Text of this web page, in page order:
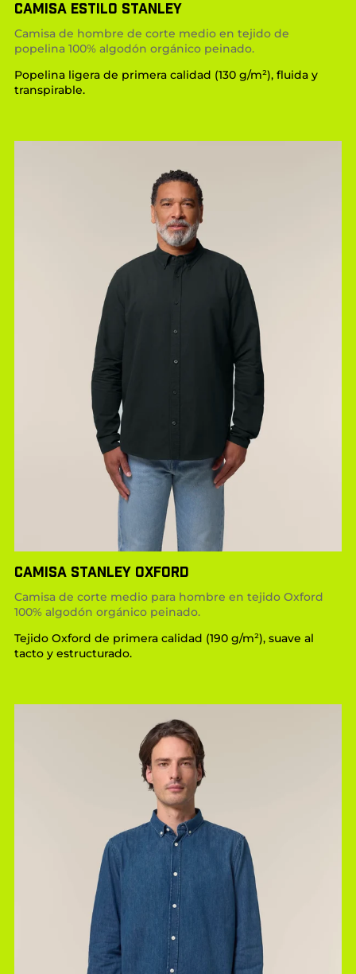
CAMISA ESTILO STANLEY
Camisa de hombre de corte medio en tejido de
popelina 100% algodón orgánico peinado.
Popelina ligera de primera calidad (130 g/m²), fluida y
transpirable.
CAMISA STANLEY OXFORD
Camisa de corte medio para hombre en tejido Oxford
100% algodón orgánico peinado.
Tejido Oxford de primera calidad (190 g/m²), suave al
tacto y estructurado.